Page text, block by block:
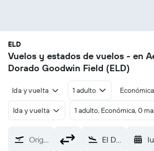
ELD
Vuelos y estados de vuelos - en
Dorado Goodwin Field (ELD)
Ida y vuelta 1 adulto Económica
Ida y vuelta 1 adulto, Económica, 0
Origen El Dorado Goodwin Field (ELD)